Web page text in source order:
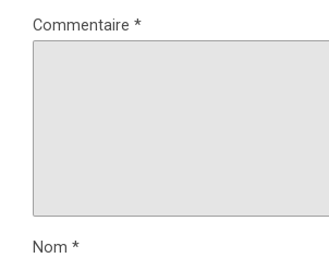
Commentaire *
Nom *